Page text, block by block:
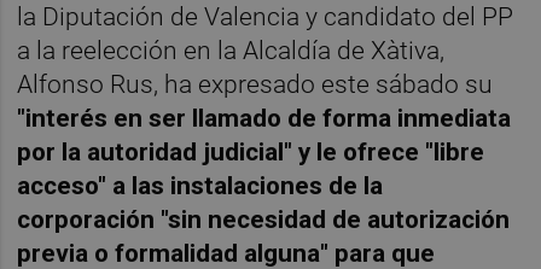
la Diputación de Valencia y candidato del PP
a la reelección en la Alcaldía de Xàtiva,
Alfonso Rus, ha expresado este sábado su
"interés en ser llamado de forma inmediata
por la autoridad judicial" y le ofrece "libre
acceso" a las instalaciones de la
corporación "sin necesidad de autorización
previa o formalidad alguna" para que